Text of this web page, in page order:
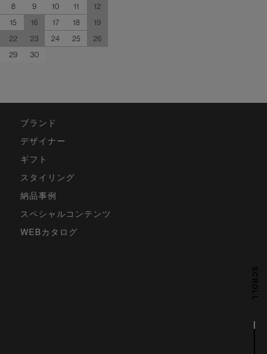
SCROLL
8 9 10 11
12
15 16 17 18
19
22 23 24 25
26
29 30
ブランド
デザイナー
ギフト
スタイリング
納品事例
スペシャルコンテンツ
WEBカタログ